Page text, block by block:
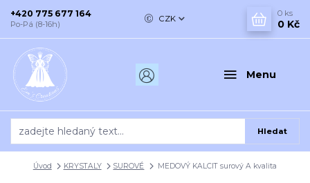
Menu
CZK
Hledat
+420 775 677 164
Po-Pá (8-16h)
0 ks
0 Kč
Úvod KRYSTALY SUROVÉ MEDOVÝ KALCIT surový A kvalita